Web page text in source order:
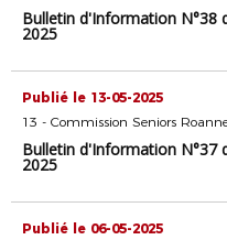
Bulletin d'Information N°38
2025
Publié le 13-05-2025
13 - Commission Seniors
Bulletin d'Information N°37
2025
Publié le 06-05-2025